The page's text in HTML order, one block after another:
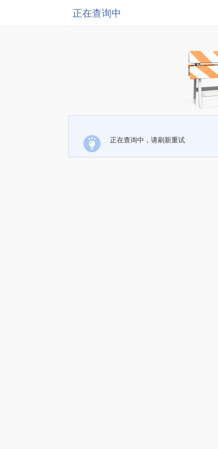
正在查询中
正在查询中，请刷新重试